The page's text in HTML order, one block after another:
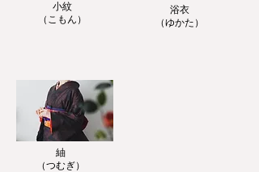
小紋
​（こもん）
浴衣
​（ゆかた）
紬
​（つむぎ）